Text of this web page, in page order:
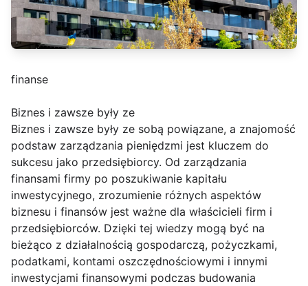
finanse
Biznes i zawsze były ze
Biznes i zawsze były ze sobą powiązane, a znajomość
podstaw zarządzania pieniędzmi jest kluczem do
sukcesu jako przedsiębiorcy. Od zarządzania
finansami firmy po poszukiwanie kapitału
inwestycyjnego, zrozumienie różnych aspektów
biznesu i finansów jest ważne dla właścicieli firm i
przedsiębiorców. Dzięki tej wiedzy mogą być na
bieżąco z działalnością gospodarczą, pożyczkami,
podatkami, kontami oszczędnościowymi i innymi
inwestycjami finansowymi podczas budowania